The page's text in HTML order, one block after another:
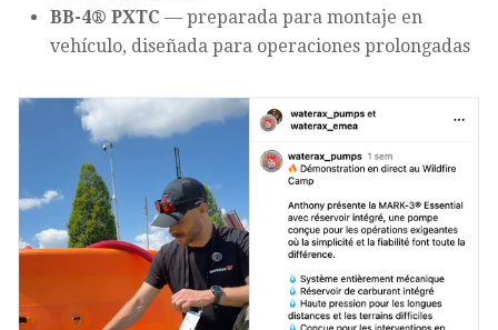
BB-4® PXTC — preparada para montaje en
vehículo, diseñada para operaciones prolongadas